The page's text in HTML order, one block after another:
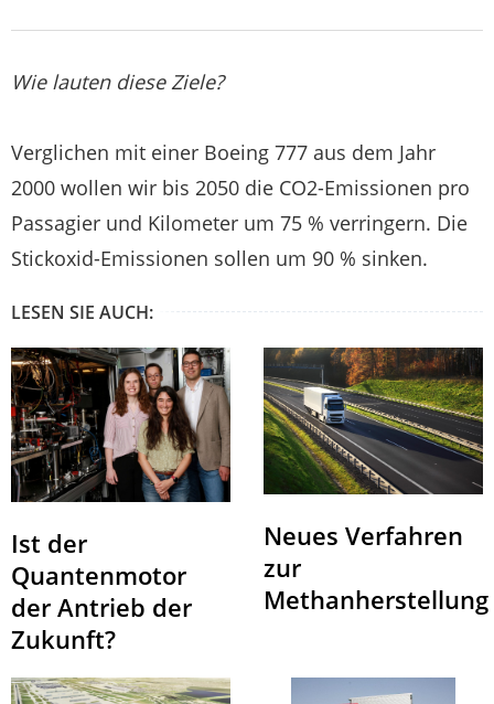
Wie lauten diese Ziele?
Verglichen mit einer Boeing 777 aus dem Jahr
2000 wollen wir bis 2050 die CO2-Emissionen pro
Passagier und Kilometer um 75 % verringern. Die
Stickoxid-Emissionen sollen um 90 % sinken.
LESEN SIE AUCH:
Ist der
Quantenmotor
der Antrieb der
Zukunft?
Neues Verfahren
zur
Methanherstellung